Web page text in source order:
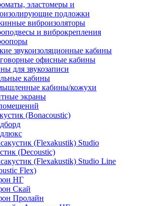
эластомеры и
подложки
виброизоляторы
и виброкрепления
звукоизоляционные кабины
офисные кабины
для звукозаписи
кабины
кабины/кожухи
экраны
(Bonacoustic)
(Flexakustik) Studio
(Decoustic)
(Flexakustik) Studio Line
Flex)
НГ
Скай
Пролайн